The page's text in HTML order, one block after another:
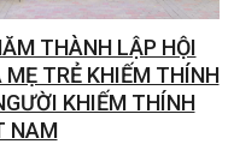
THÀNH LẬP HỘI
MẸ TRẺ KHIẾM THÍNH
KHIẾM THÍNH
NAM